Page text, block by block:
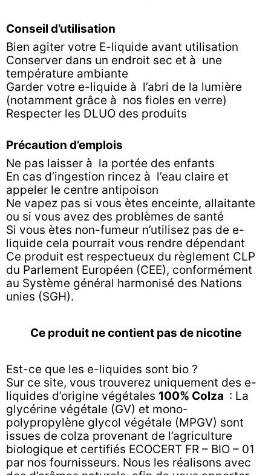
Conseil d’utilisation
Bien agiter votre E-liquide avant utilisation
Conserver dans un endroit sec et à une
température ambiante
Garder votre e-liquide à l’abri de la lumière
(notamment grâce à nos fioles en verre)
Respecter les DLUO des produits
Précaution d’emplois
Ne pas laisser à la portée des enfants
En cas d’ingestion rincez à l’eau claire et
appeler le centre antipoison
Ne vapez pas si vous ètes enceinte, allaitante
ou si vous avez des problèmes de santé
Si vous ètes non-fumeur n’utilisez pas de e-
liquide cela pourrait vous rendre dépendant
Ce produit est respectueux du règlement CLP
du Parlement Européen (CEE), conformément
au Système général harmonisé des Nations
unies (SGH).
Ce produit ne contient pas de nicotine
Est-ce que les e-liquides sont bio ?
Sur ce site, vous trouverez uniquement des e-
liquides d’origine végétales 100% Colza : La
glycérine végétale (GV) et mono-
polypropylène glycol végétale (MPGV) sont
issues de colza provenant de l’agriculture
biologique et certifiés ECOCERT FR – BIO – 01
par nos fournisseurs. Nous les réalisons avec